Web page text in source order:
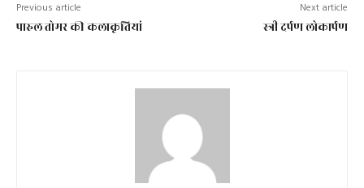
Previous article
पारुल तोमर की कलाकृतियां
Next article
स्त्री दर्पण लोकार्पण